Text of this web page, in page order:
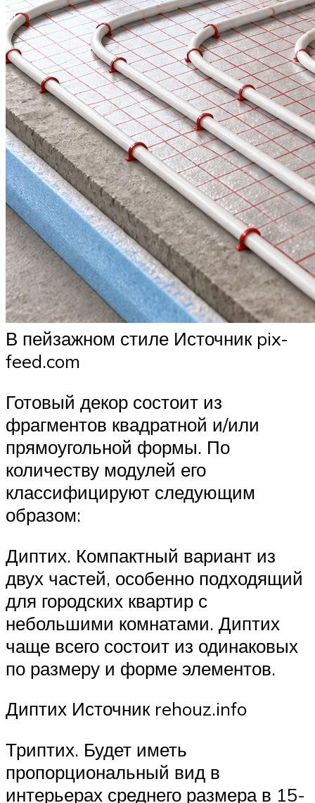
В пейзажном стиле Источник pix-
feed.com
Готовый декор состоит из
фрагментов квадратной и/или
прямоугольной формы. По
количеству модулей его
классифицируют следующим
образом:
Диптих. Компактный вариант из
двух частей, особенно подходящий
для городских квартир с
небольшими комнатами. Диптих
чаще всего состоит из одинаковых
по размеру и форме элементов.
Диптих Источник rehouz.info
Триптих. Будет иметь
пропорциональный вид в
интерьерах среднего размера в 15-